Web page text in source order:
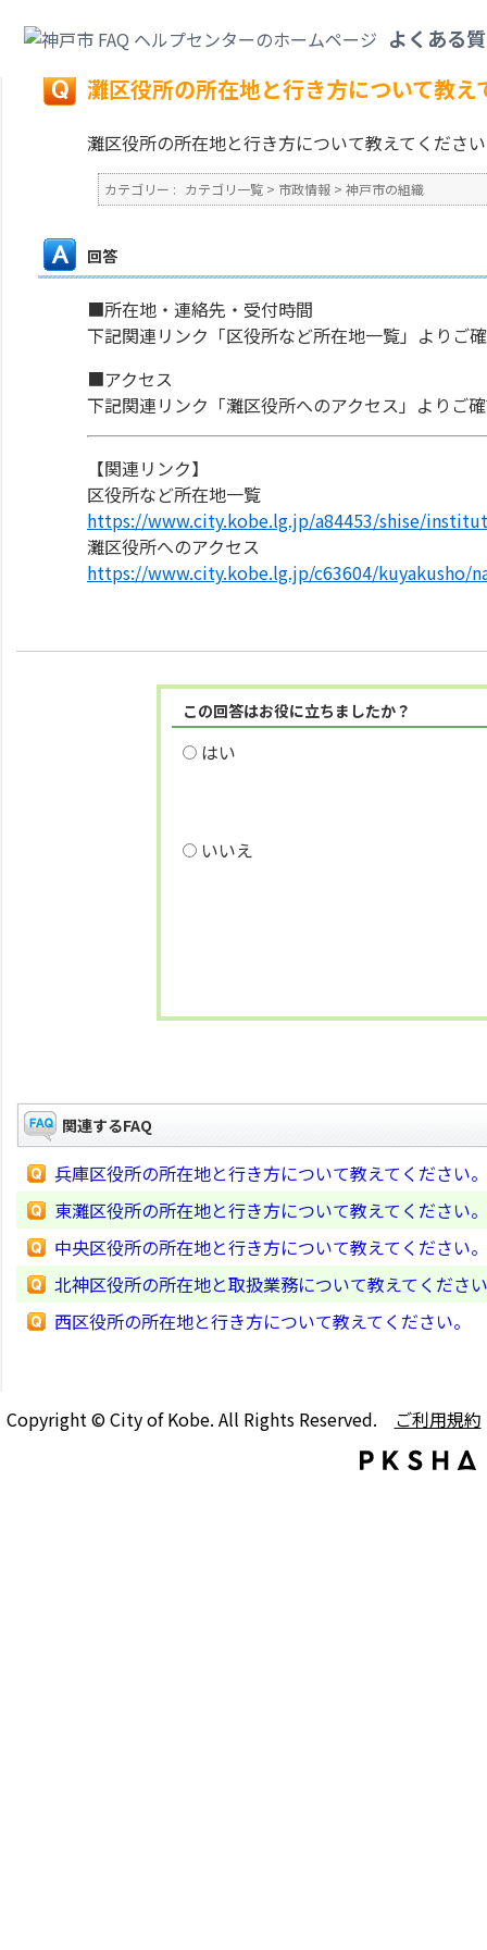
よくある
戻る
灘区役所の所在地と行き方について教え
灘区役所の所在地と行き方について教えてくださ
カテゴリー : カテゴリ一覧 > 市政情報 > 神戸市の組織
回答
■所在地・連絡先・受付時間
下記関連リンク「区役所など所在地一覧」よりご
■アクセス
下記関連リンク「灘区役所へのアクセス」よりご
【関連リンク】
区役所など所在地一覧
https://www.city.kobe.lg.jp/a84453/shise/
灘区役所へのアクセス
https://www.city.kobe.lg.jp/c63604/kuyakusho/
この回答はお役に立ちましたか？
はい
いいえ
関連するFAQ
兵庫区役所の所在地と行き方について教えてください。
東灘区役所の所在地と行き方について教えてください。
中央区役所の所在地と行き方について教えてください。
北神区役所の所在地と取扱業務について教えてくださ
西区役所の所在地と行き方について教えてください。
Copyright © City of Kobe. All Rights Reserved. ご利用規約